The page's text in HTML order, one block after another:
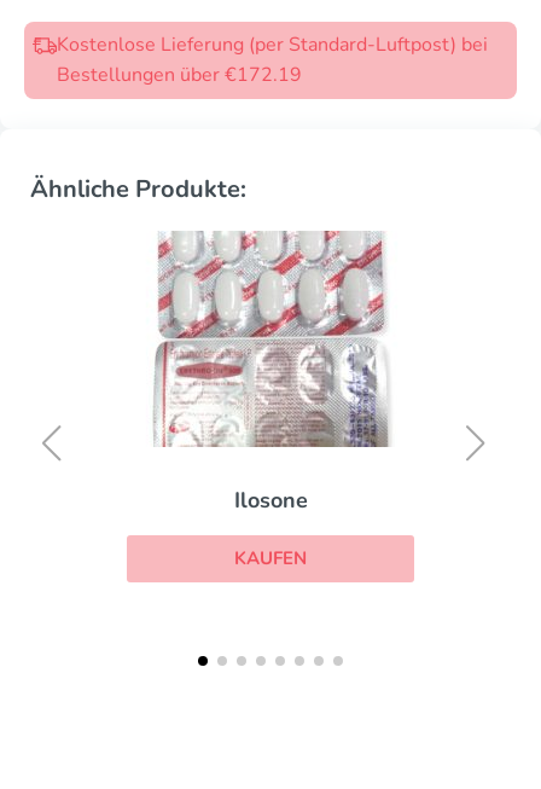
Kostenlose Lieferung (per Standard-Luftpost) bei
Bestellungen über €172.19
Ähnliche Produkte:
Ilosone
KAUFEN